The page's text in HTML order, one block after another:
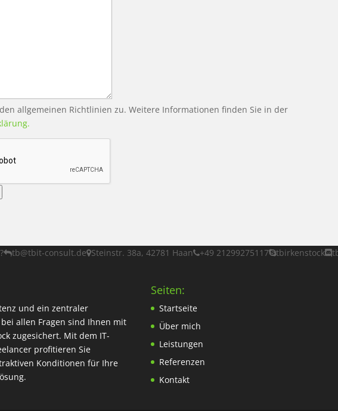
allgemeinen Richtlinien zu. Weitere Informationen finden Sie in der
tb@tbit-consult.de Steinstr. 38a, 42781 Haan +49 21299275117 tbirkenstock
und ein zentraler
allen Fragen sind Ihnen mit
zugesichert. Mit dem IT-
profitieren Sie
Konditionen für Ihre
Seiten:
Startseite
Über mich
Leistungen
Referenzen
Kontakt